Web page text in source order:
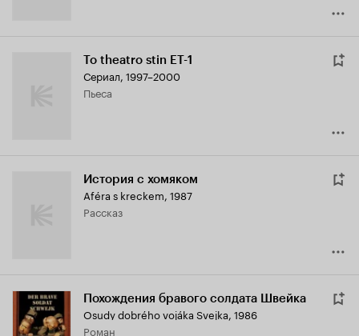
To theatro stin ET-1
Сериал, 1997–2000
пьеса
История с хомяком
Aféra s kreckem, 1987
рассказ
Похождения бравого солдата Швейка
Osudy dobrého vojáka Svejka, 1986
роман